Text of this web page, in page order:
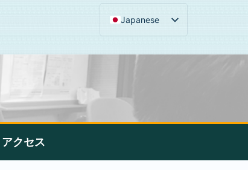
Japanese
アクセス